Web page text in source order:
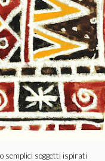
semplici soggetti ispirati